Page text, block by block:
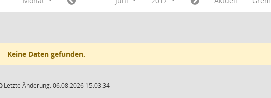
Keine Daten gefunden.
Letzte Änderung: 06.08.2026 15:03:34